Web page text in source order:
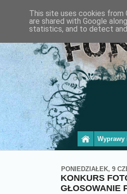
PONIEDZIAŁEK, 9
KONKURS
GŁOSOWANIE
This site uses cookies from
are shared with Google
statistics, and to detect and